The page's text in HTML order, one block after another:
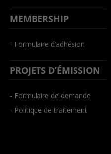
MEMBERSHIP
- Formulaire d’adhésion
PROJETS D’ÉMISSION
- Formulaire de demande
- Politique de traitement